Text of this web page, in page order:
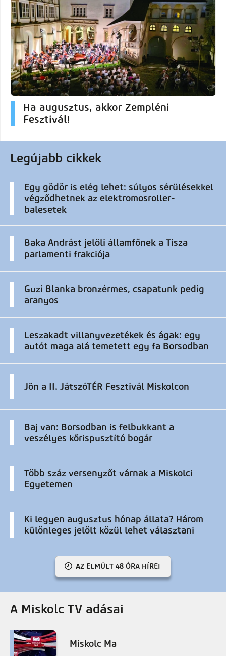
Ha augusztus, akkor Zempléni
Fesztivál!
Legújabb cikkek
Egy gödör is elég lehet: súlyos sérülésekkel
végződhetnek az elektromosroller-
balesetek
Baka Andrást jelöli államfőnek a Tisza
parlamenti frakciója
Guzi Blanka bronzérmes, csapatunk pedig
aranyos
Leszakadt villanyvezetékek és ágak: egy
autót maga alá temetett egy fa Borsodban
Jön a II. JátszóTÉR Fesztivál Miskolcon
Baj van: Borsodban is felbukkant a
veszélyes kőrispusztító bogár
Több száz versenyzőt várnak a Miskolci
Egyetemen
Ki legyen augusztus hónap állata? Három
különleges jelölt közül lehet választani
AZ ELMÚLT 48 ÓRA HÍREI
A Miskolc TV adásai
Miskolc Ma